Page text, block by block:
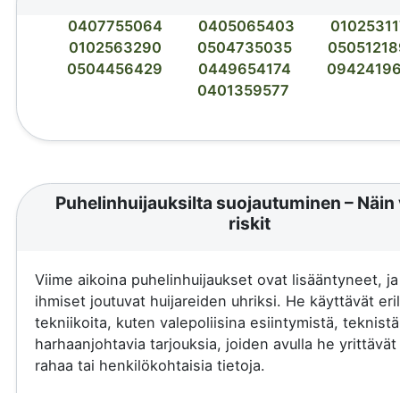
0407755064 0405065403
0102563290
0504735035
0504456429
0449654174
0401359577
Puhelinhuijauksilta suojautuminen – Näin
riskit
Viime aikoina puhelinhuijaukset ovat lisääntyneet,
ihmiset joutuvat huijareiden uhriksi. He käyttävät
tekniikoita, kuten valepoliisina esiintymistä,
harhaanjohtavia tarjouksia, joiden avulla he yrittävät
rahaa tai henkilökohtaisia tietoja.